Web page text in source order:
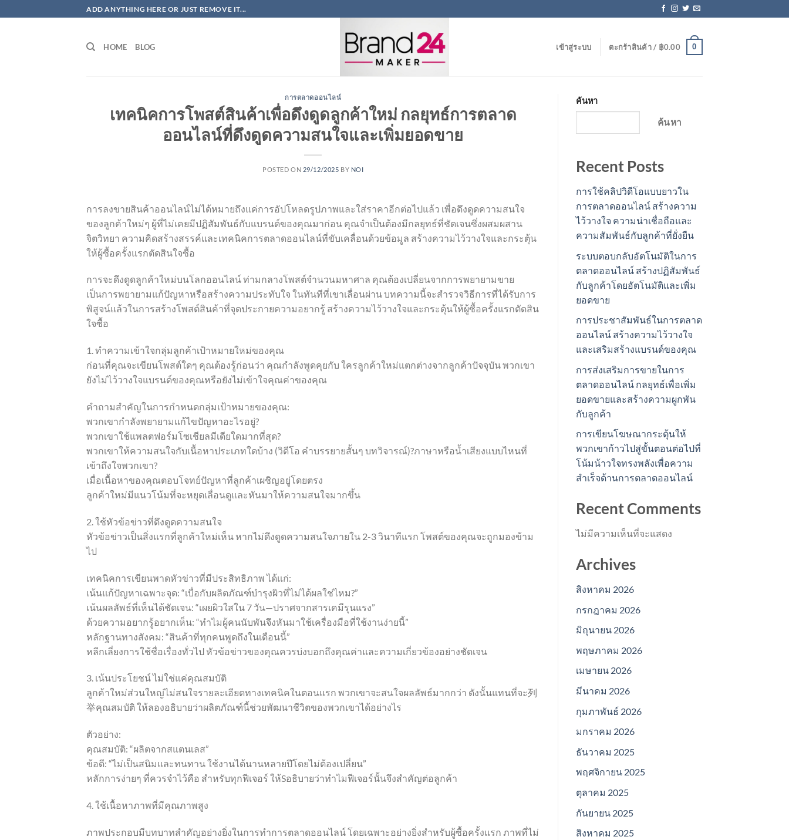
ไป
ADD ANYTHING HERE OR JUST REMOVE IT...
HOME BLOG เข้าสู่ระบบ ตะกร้าสินค้า / ฿0.00 0
การตลาดออนไลน์
เทคนิคการโพสต์สินค้าเพื่อดึงดูดลูกค้าใหม่ กลยุทธ์การตลาด
ออนไลน์ที่ดึงดูดความสนใจและเพิ่มยอดขาย
POSTED ON 29/12/2025 BY NOI
การลงขายสินค้าออนไลน์ไม่ได้หมายถึงแค่การอัปโหลดรูปภาพและใส่ราคาอีกต่อไปแล้ว เพื่อดึงดูดความสนใจ
ของลูกค้าใหม่ๆ ผู้ที่ไม่เคยมีปฏิสัมพันธ์กับแบรนด์ของคุณมาก่อน คุณจำเป็นต้องมีกลยุทธ์ที่ชัดเจนซึ่งผสมผสาน
จิตวิทยา ความคิดสร้างสรรค์และเทคนิคการตลาดออนไลน์ที่ขับเคลื่อนด้วยข้อมูล สร้างความไว้วางใจและกระตุ้น
ให้ผู้ซื้อครั้งแรกตัดสินใจซื้อ
การจะดึงดูดลูกค้าใหม่บนโลกออนไลน์ ท่ามกลางโพสต์จำนวนมหาศาล คุณต้องเปลี่ยนจากการพยายามขาย
เป็นการพยายามแก้ปัญหาหรือสร้างความประทับใจ ในทันทีที่เขาเลื่อนผ่าน บทความนี้จะสำรวจวิธีการที่ได้รับการ
พิสูจน์แล้วในการสร้างโพสต์สินค้าที่จุดประกายความอยากรู้ สร้างความไว้วางใจและกระตุ้นให้ผู้ซื้อครั้งแรกตัดสิน
ใจซื้อ
1. ทำความเข้าใจกลุ่มลูกค้าเป้าหมายใหม่ของคุณ
ก่อนที่คุณจะเขียนโพสต์ใดๆ คุณต้องรู้ก่อนว่า คุณกำลังพูดคุยกับ ใครลูกค้าใหม่แตกต่างจากลูกค้าปัจจุบัน พวกเขา
ยังไม่ไว้วางใจแบรนด์ของคุณหรือยังไม่เข้าใจคุณค่าของคุณ
คำถามสำคัญในการกำหนดกลุ่มเป้าหมายของคุณ:
พวกเขากำลังพยายามแก้ไขปัญหาอะไรอยู่?
พวกเขาใช้แพลตฟอร์มโซเชียลมีเดียใดมากที่สุด?
พวกเขาให้ความสนใจกับเนื้อหาประเภทใดบ้าง (วิดีโอ คำบรรยายสั้นๆ บทวิจารณ์)?ภาษาหรือน้ำเสียงแบบไหนที่
เข้าถึงใจพวกเขา?
เมื่อเนื้อหาของคุณตอบโจทย์ปัญหาที่ลูกค้าเผชิญอยู่โดยตรง
ลูกค้าใหม่มีแนวโน้มที่จะหยุดเลื่อนดูและหันมาให้ความสนใจมากขึ้น
2. ใช้หัวข้อข่าวที่ดึงดูดความสนใจ
หัวข้อข่าวเป็นสิ่งแรกที่ลูกค้าใหม่เห็น หากไม่ดึงดูดความสนใจภายใน 2-3 วินาทีแรก โพสต์ของคุณจะถูกมองข้าม
ไป
เทคนิคการเขียนพาดหัวข่าวที่มีประสิทธิภาพ ได้แก่:
เน้นแก้ปัญหาเฉพาะจุด: “เบื่อกับผลิตภัณฑ์บำรุงผิวที่ไม่ได้ผลใช่ไหม?”
เน้นผลลัพธ์ที่เห็นได้ชัดเจน: “เผยผิวใสใน 7 วัน—ปราศจากสารเคมีรุนแรง”
ด้วยความอยากรู้อยากเห็น: “ทำไมผู้คนนับพันจึงหันมาใช้เครื่องมือที่ใช้งานง่ายนี้”
หลักฐานทางสังคม: “สินค้าที่ทุกคนพูดถึงในเดือนนี้”
หลีกเลี่ยงการใช้ชื่อเรื่องทั่วไป หัวข้อข่าวของคุณควรบ่งบอกถึงคุณค่าและความเกี่ยวข้องอย่างชัดเจน
3. เน้นประโยชน์ ไม่ใช่แค่คุณสมบัติ
ลูกค้าใหม่ส่วนใหญ่ไม่สนใจรายละเอียดทางเทคนิคในตอนแรก พวกเขาจะสนใจผลลัพธ์มากกว่า ดังนั้นแทนที่จะ列
举คุณสมบัติ ให้ลองอธิบายว่าผลิตภัณฑ์นี้ช่วยพัฒนาชีวิตของพวกเขาได้อย่างไร
ตัวอย่าง:
คุณสมบัติ: “ผลิตจากสแตนเลส”
ข้อดี: “ไม่เป็นสนิมและทนทาน ใช้งานได้นานหลายปีโดยไม่ต้องเปลี่ยน”
หลักการง่ายๆ ที่ควรจำไว้คือ สำหรับทุกฟีเจอร์ ให้Sอธิบายว่าทำไมฟีเจอร์นั้นจึงสำคัญต่อลูกค้า
4. ใช้เนื้อหาภาพที่มีคุณภาพสูง
ภาพประกอบมีบทบาทสำคัญอย่างยิ่งในการทำการตลาดออนไลน์ โดยเฉพาะอย่างยิ่งสำหรับผู้ซื้อครั้งแรก ภาพที่ไม่
ค้นหา
ค้นหา
Recent Posts
การใช้คลิปวิดีโอแบบยาวใน
การตลาดออนไลน์ สร้างความ
ไว้วางใจ ความน่าเชื่อถือและ
ความสัมพันธ์กับลูกค้าที่ยั่งยืน
ระบบตอบกลับอัตโนมัติในการ
ตลาดออนไลน์ สร้างปฏิสัมพันธ์
กับลูกค้าโดยอัตโนมัติและเพิ่ม
ยอดขาย
การประชาสัมพันธ์ในการตลาด
ออนไลน์ สร้างความไว้วางใจ
และเสริมสร้างแบรนด์ของคุณ
การส่งเสริมการขายในการ
ตลาดออนไลน์ กลยุทธ์เพื่อเพิ่ม
ยอดขายและสร้างความผูกพัน
กับลูกค้า
การเขียนโฆษณากระตุ้นให้
พวกเขาก้าวไปสู่ขั้นตอนต่อไปที่
โน้มน้าวใจทรงพลังเพื่อความ
สำเร็จด้านการตลาดออนไลน์
Recent Comments
ไม่มีความเห็นที่จะแสดง
Archives
สิงหาคม 2026
กรกฎาคม 2026
มิถุนายน 2026
พฤษภาคม 2026
เมษายน 2026
มีนาคม 2026
กุมภาพันธ์ 2026
มกราคม 2026
ธันวาคม 2025
พฤศจิกายน 2025
ตุลาคม 2025
กันยายน 2025
สิงหาคม 2025